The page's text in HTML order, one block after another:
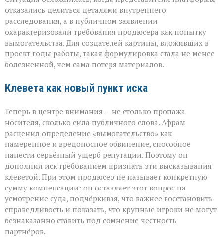
отказались делиться деталями внутреннего
расследования, а в публичном заявлении
охарактеризовали требования продюсера как попытку
вымогательства. Для создателей картины, вложивших в
проект годы работы, такая формулировка стала не менее
болезненной, чем сама потеря материалов.
Клевета как новый пункт иска
Теперь в центре внимания — не столько пропажа
носителя, сколько сила публичного слова. Афрам
расценил определение «вымогательство» как
намеренное и вредоносное обвинение, способное
нанести серьёзный ущерб репутации. Поэтому он
дополнил иск требованием признать эти высказывания
клеветой. При этом продюсер не называет конкретную
сумму компенсации: он оставляет этот вопрос на
усмотрение суда, подчёркивая, что важнее восстановить
справедливость и показать, что крупные игроки не могут
безнаказанно ставить под сомнение честность
партнёров.